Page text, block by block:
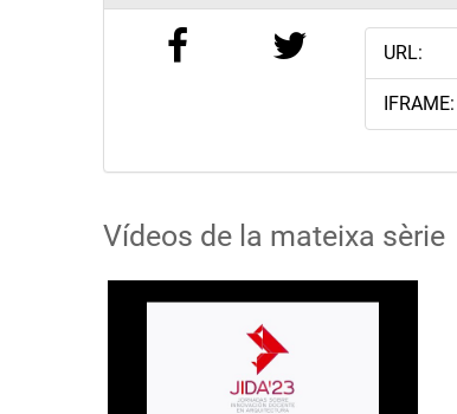
URL:
IFRAME:
Vídeos de la mateixa sèrie